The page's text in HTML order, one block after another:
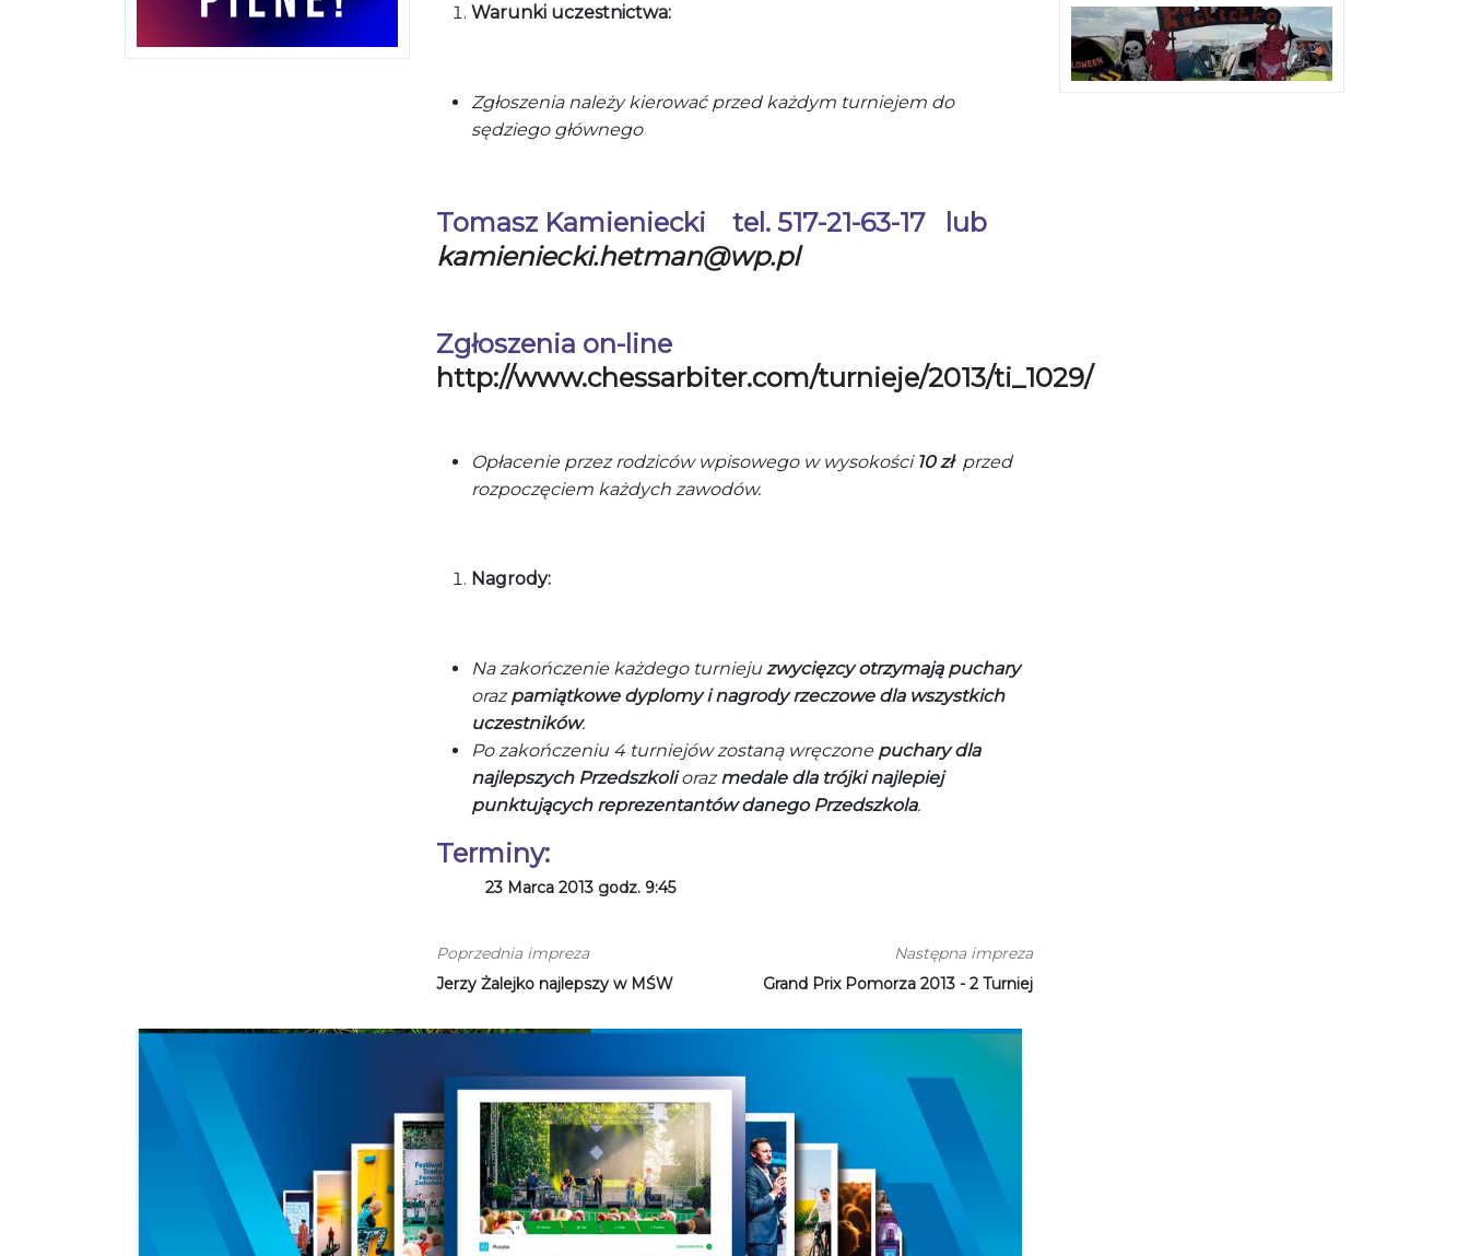
Warunki uczestnictwa:
Zgłoszenia należy kierować przed każdym turniejem do
sędziego głównego
Tomasz Kamieniecki tel. 517-21-63-17 lub
kamieniecki.hetman@wp.pl
Zgłoszenia on-line
http://www.chessarbiter.com/turnieje/2013/ti_1029/
Opłacenie przez rodziców wpisowego w wysokości 10 zł przed
rozpoczęciem każdych zawodów.
Nagrody:
Na zakończenie każdego turnieju zwycięzcy otrzymają puchary
orazpamiątkowe dyplomy i nagrody rzeczowe dla wszystkich
uczestników.
Po zakończeniu 4 turniejów zostaną wręczone puchary dla
najlepszych Przedszkoliorazmedale dla trójki najlepiej
punktujących reprezentantów danego Przedszkola.
Terminy:
23 Marca 2013 godz. 9:45
Poprzednia impreza
Jerzy Żalejko najlepszy w MŚW
Następna impreza
Grand Prix Pomorza 2013 - 2 Turniej